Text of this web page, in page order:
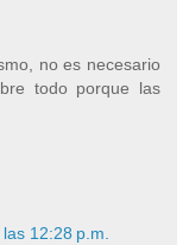
no es necesario
todo porque las
12:28 p.m.